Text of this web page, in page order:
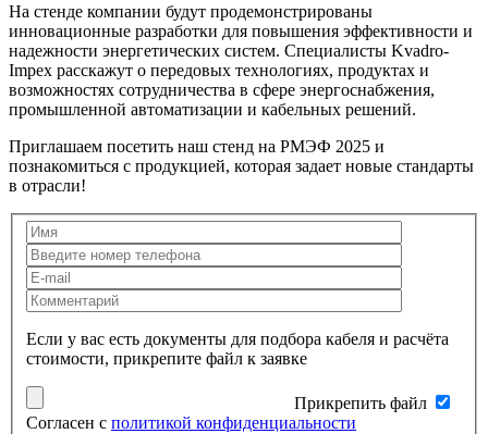
На стенде компании будут продемонстрированы
инновационные разработки для повышения эффективности и
надежности энергетических систем. Специалисты Kvadro-
Impex расскажут о передовых технологиях, продуктах и
возможностях сотрудничества в сфере энергоснабжения,
промышленной автоматизации и кабельных решений.
Приглашаем посетить наш стенд на РМЭФ 2025 и
познакомиться с продукцией, которая задает новые стандарты
в отрасли!
Если у вас есть документы для подбора кабеля и расчёта
стоимости, прикрепите файл к заявке
Прикрепить файл
Согласен с политикой конфиденциальности